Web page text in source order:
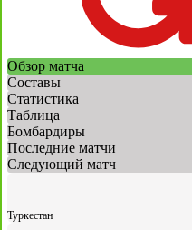
Обзор матча
Составы
Статистика
Таблица
Бомбардиры
Последние матчи
Следующий матч
Туркестан